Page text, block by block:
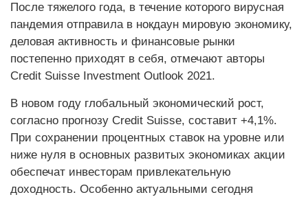
После тяжелого года, в течение которого вирусная
пандемия отправила в нокдаун мировую экономику,
деловая активность и финансовые рынки
постепенно приходят в себя, отмечают авторы
Credit Suisse Investment Outlook 2021.
В новом году глобальный экономический рост,
согласно прогнозу Credit Suisse, составит +4,1%.
При сохранении процентных ставок на уровне или
ниже нуля в основных развитых экономиках акции
обеспечат инвесторам привлекательную
доходность. Особенно актуальными сегодня